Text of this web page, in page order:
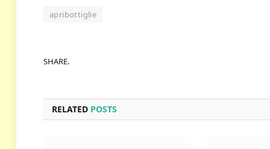
apribottiglie
SHARE.
RELATED POSTS